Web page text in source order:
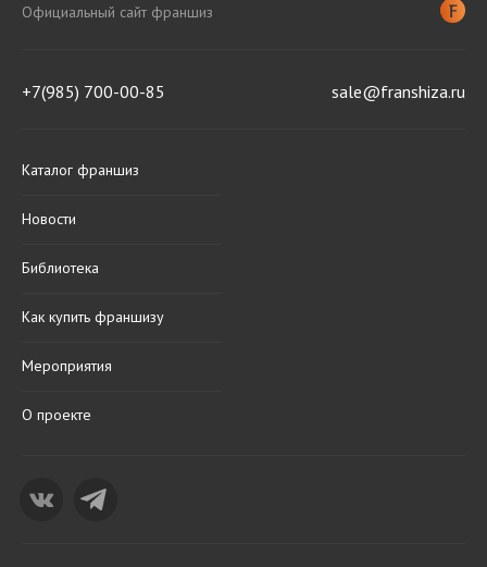
Официальный сайт франшиз
+7(985) 700-00-85 sale@franshiza.ru
Каталог франшиз
Новости
Библиотека
Как купить франшизу
Мероприятия
О проекте